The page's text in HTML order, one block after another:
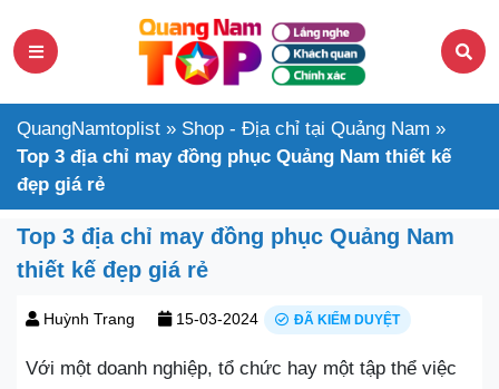
QuangNamtoplist » Shop - Địa chỉ tại Quảng Nam »
Top 3 địa chỉ may đồng phục Quảng Nam thiết kế
đẹp giá rẻ
Top 3 địa chỉ may đồng phục Quảng Nam
thiết kế đẹp giá rẻ
Huỳnh Trang 15-03-2024 ĐÃ KIỂM DUYỆT
Với một doanh nghiệp, tổ chức hay một tập thể việc